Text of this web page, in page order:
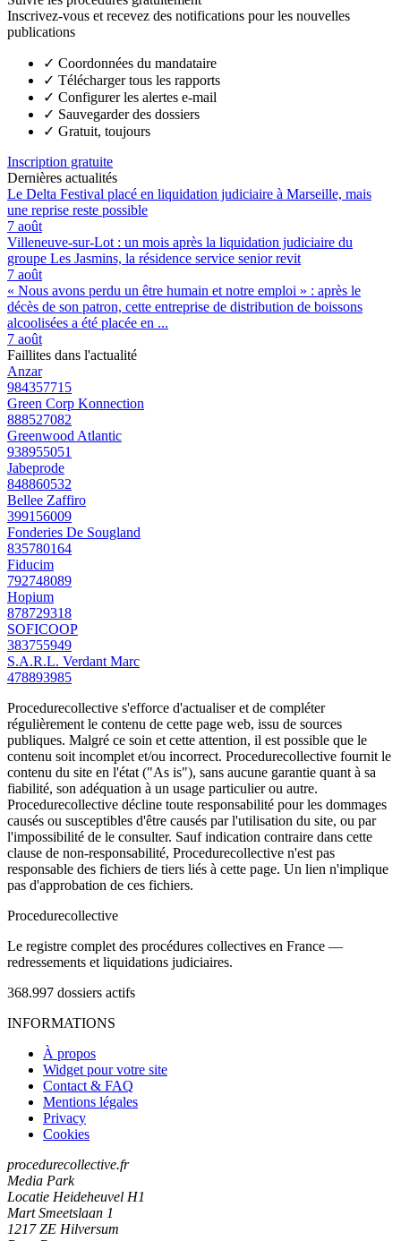
Inscrivez-vous et recevez des notifications pour les nouvelles
publications
✓ Coordonnées du mandataire
✓ Télécharger tous les rapports
✓ Configurer les alertes e-mail
✓ Sauvegarder des dossiers
✓ Gratuit, toujours
Inscription gratuite
Dernières actualités
Le Delta Festival placé en liquidation judiciaire à Marseille, mais
une reprise reste possible
7 août
Villeneuve-sur-Lot : un mois après la liquidation judiciaire du
groupe Les Jasmins, la résidence service senior revit
7 août
« Nous avons perdu un être humain et notre emploi » : après le
décès de son patron, cette entreprise de distribution de boissons
alcoolisées a été placée en ...
7 août
Faillites dans l'actualité
Anzar
984357715
Green Corp Konnection
888527082
Greenwood Atlantic
938955051
Jabeprode
848860532
Bellee Zaffiro
399156009
Fonderies De Sougland
835780164
Fiducim
792748089
Hopium
878729318
SOFICOOP
383755949
S.A.R.L. Verdant Marc
478893985
Procedurecollective s'efforce d'actualiser et de compléter
régulièrement le contenu de cette page web, issu de sources
publiques. Malgré ce soin et cette attention, il est possible que le
contenu soit incomplet et/ou incorrect. Procedurecollective fournit le
contenu du site en l'état ("As is"), sans aucune garantie quant à sa
fiabilité, son adéquation à un usage particulier ou autre.
Procedurecollective décline toute responsabilité pour les dommages
causés ou susceptibles d'être causés par l'utilisation du site, ou par
l'impossibilité de le consulter. Sauf indication contraire dans cette
clause de non-responsabilité, Procedurecollective n'est pas
responsable des fichiers de tiers liés à cette page. Un lien n'implique
pas d'approbation de ces fichiers.
Procedurecollective
Le registre complet des procédures collectives en France —
redressements et liquidations judiciaires.
368.997 dossiers actifs
INFORMATIONS
À propos
Widget pour votre site
Contact & FAQ
Mentions légales
Privacy
Cookies
procedurecollective.fr
Media Park
Locatie Heideheuvel H1
Mart Smeetslaan 1
1217 ZE Hilversum